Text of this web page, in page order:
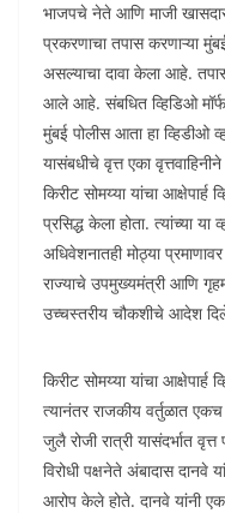
भाजपचे नेते आणि माजी खासदार
प्रकरणाचा तपास करणाऱ्या
असल्याचा दावा केला आहे.
आले आहे. संबधित व्हिडिओ
मुंबई पोलीस आता हा व्हिडीओ
यासंबधीचे वृत्त एका
किरीट सोमय्या यांचा आक्षेपार्ह
प्रसिद्ध केला होता. त्यांच्या या
अधिवेशनातही मोठ्या
राज्याचे उपमुख्यमंत्री आणि
उच्चस्तरीय चौकशीचे आदेश
किरीट सोमय्या यांचा आक्षेपार्ह
त्यानंतर राजकीय वर्तुळात
जुलै रोजी रात्री यासंदर्भात
विरोधी पक्षनेते अंबादास दानवे
आरोप केले होते. दानवे यांनी